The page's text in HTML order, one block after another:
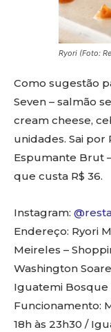
Ryori (Foto:
Como sugestão
Seven – salmão
cream cheese,
unidades. Sai por
Espumante Brut
que custa R$ 36.
Instagram:
Endereço: Ryori
Meireles –
Washington
Iguatemi Bosque
Funcionamento:
18h às 23h30 /